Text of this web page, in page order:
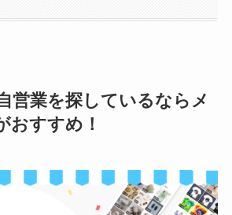
営業を探しているならメ
おすすめ！